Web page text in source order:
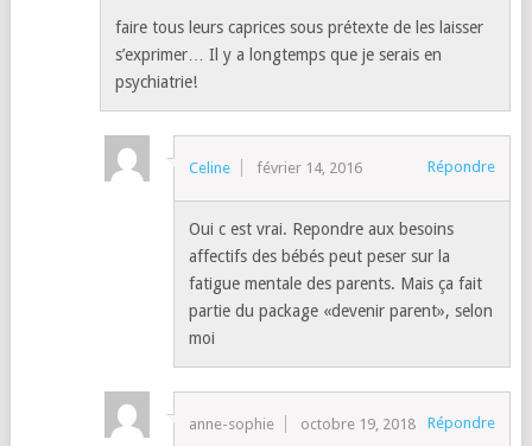
faire tous leurs caprices sous prétexte de les laisser
s’exprimer… Il y a longtemps que je serais en
psychiatrie!
Celine février 14, 2016 Répondre
Oui c est vrai. Repondre aux besoins
affectifs des bébés peut peser sur la
fatigue mentale des parents. Mais ça fait
partie du package «devenir parent», selon
moi
anne-sophie octobre 19, 2018 Répondre